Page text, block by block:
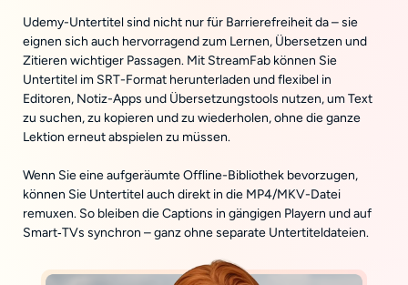
Udemy-Untertitel sind nicht nur für Barrierefreiheit da – sie
eignen sich auch hervorragend zum Lernen, Übersetzen und
Zitieren wichtiger Passagen. Mit StreamFab können Sie
Untertitel im SRT-Format herunterladen und flexibel in
Editoren, Notiz-Apps und Übersetzungstools nutzen, um Text
zu suchen, zu kopieren und zu wiederholen, ohne die ganze
Lektion erneut abspielen zu müssen.
Wenn Sie eine aufgeräumte Offline-Bibliothek bevorzugen,
können Sie Untertitel auch direkt in die MP4/MKV-Datei
remuxen. So bleiben die Captions in gängigen Playern und auf
Smart‑TVs synchron – ganz ohne separate Untertiteldateien.